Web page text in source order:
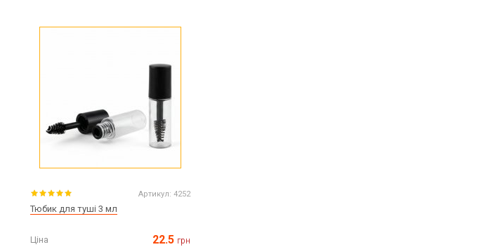
Артикул: 4252
Тюбик для туші 3 мл
Ціна 22.5 грн